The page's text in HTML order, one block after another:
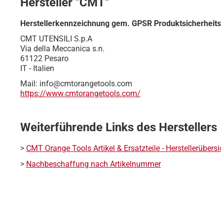
Herstellerkennzeichnung gem. GPSR
CMT UTENSILI S.p.A
Via della Meccanica s.n.
61122 Pesaro
IT - Italien
Mail: info@cmtorangetools.com
https://www.cmtorangetools.com/
Weiterführende Links des Herstellers
> CMT Orange Tools Artikel & Ersatzteile -
> Nachbeschaffung nach Artikelnummer